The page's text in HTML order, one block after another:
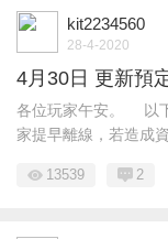
kit2234560
28-4-2020
4月30日 更新預
各位玩家午安。 以
家提早離線，若造成
13539 2